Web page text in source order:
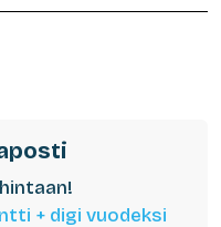
+ digi vuodeksi